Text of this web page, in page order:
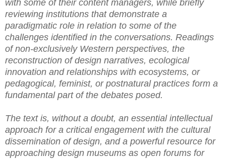
with some of their content managers, while briefly
reviewing institutions that demonstrate a
paradigmatic role in relation to some of the
challenges identified in the conversations. Readings
of non-exclusively Western perspectives, the
reconstruction of design narratives, ecological
innovation and relationships with ecosystems, or
pedagogical, feminist, or postnatural practices form a
fundamental part of the debates posed.
The text is, without a doubt, an essential intellectual
approach for a critical engagement with the cultural
dissemination of design, and a powerful resource for
approaching design museums as open forums for